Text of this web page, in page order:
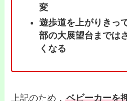
変
遊歩道を上がりきっ
部の大展望台までは
くなる
上記のため，ベビーカーを